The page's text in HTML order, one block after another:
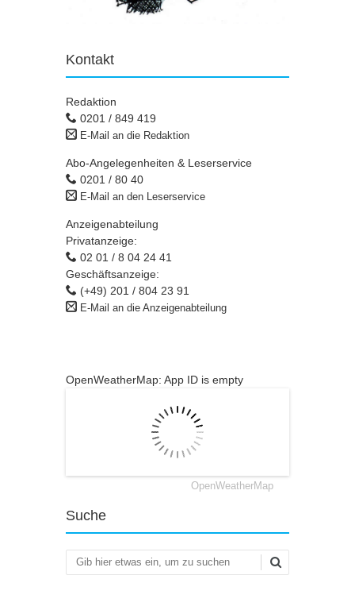
Kontakt
Redaktion
0201 / 849 419
E-Mail an die Redaktion
Abo-Angelegenheiten & Leserservice
0201 / 80 40
E-Mail an den Leserservice
Anzeigenabteilung
Privatanzeige:
02 01 / 8 04 24 41
Geschäftsanzeige:
(+49) 201 / 804 23 91
E-Mail an die Anzeigenabteilung
OpenWeatherMap: App ID is empty
OpenWeatherMap
Suche
Suchen